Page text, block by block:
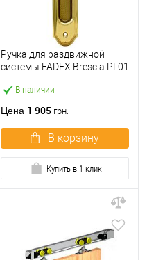
В наличии
Ручка для раздвижной
системы FADEX Brescia PL01
Цена 1 905 грн.
В корзину
Купить в 1 клик